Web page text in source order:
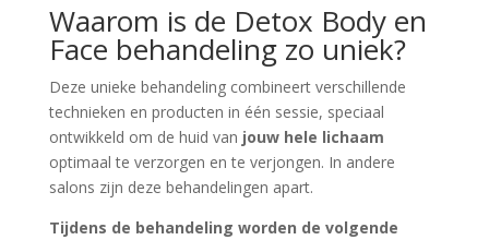
Waarom is de Detox Body en
Face behandeling zo uniek?
Deze unieke behandeling combineert verschillende
technieken en producten in één sessie, speciaal
ontwikkeld om de huid van jouw hele lichaam
optimaal te verzorgen en te verjongen. In andere
salons zijn deze behandelingen apart.
Tijdens de behandeling worden de volgende